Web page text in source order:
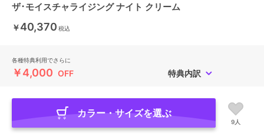
ザ･モイスチャライジング ナイト クリーム
￥40,370 税込
各種特典利用でさらに
￥4,000 OFF 特典内訳
カラー・サイズを選ぶ
9人